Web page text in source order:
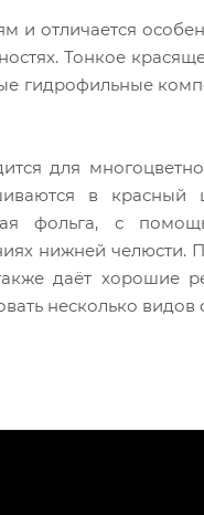
и отличается
Тонкое
гидрофильные
для
в красный
фольга, с
нижней челюсти.
даёт хорошие
несколько видов